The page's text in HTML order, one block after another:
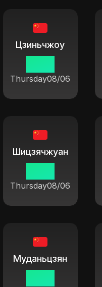
Цзиньчжоу
Thursday08/06
Шицзячжуан
Thursday08/06
Муданьцзян